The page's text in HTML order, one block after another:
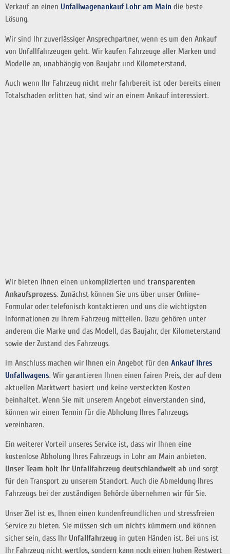
Verkauf an einen Unfallwagenankauf Lohr am Main die beste
Lösung.
Wir sind Ihr zuverlässiger Ansprechpartner, wenn es um den Ankauf
von Unfallfahrzeugen geht. Wir kaufen Fahrzeuge aller Marken und
Modelle an, unabhängig von Baujahr und Kilometerstand.
Auch wenn Ihr Fahrzeug nicht mehr fahrbereit ist oder bereits einen
Totalschaden erlitten hat, sind wir an einem Ankauf interessiert.
Wir bieten Ihnen einen unkomplizierten und transparenten
Ankaufsprozess. Zunächst können Sie uns über unser Online-
Formular oder telefonisch kontaktieren und uns die wichtigsten
Informationen zu Ihrem Fahrzeug mitteilen. Dazu gehören unter
anderem die Marke und das Modell, das Baujahr, der Kilometerstand
sowie der Zustand des Fahrzeugs.
Im Anschluss machen wir Ihnen ein Angebot für den Ankauf Ihres
Unfallwagens. Wir garantieren Ihnen einen fairen Preis, der auf dem
aktuellen Marktwert basiert und keine versteckten Kosten
beinhaltet. Wenn Sie mit unserem Angebot einverstanden sind,
können wir einen Termin für die Abholung Ihres Fahrzeugs
vereinbaren.
Ein weiterer Vorteil unseres Service ist, dass wir Ihnen eine
kostenlose Abholung Ihres Fahrzeugs in Lohr am Main anbieten.
Unser Team holt Ihr Unfallfahrzeug deutschlandweit ab und sorgt
für den Transport zu unserem Standort. Auch die Abmeldung Ihres
Fahrzeugs bei der zuständigen Behörde übernehmen wir für Sie.
Unser Ziel ist es, Ihnen einen kundenfreundlichen und stressfreien
Service zu bieten. Sie müssen sich um nichts kümmern und können
sicher sein, dass Ihr Unfallfahrzeug in guten Händen ist. Bei uns ist
Ihr Fahrzeug nicht wertlos, sondern kann noch einen hohen Restwert